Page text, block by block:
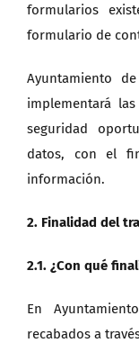
formularios
formulario de
Ayuntamiento
implementará
seguridad
datos, con el
información.
2. Finalidad del
2.1. ¿Con qué
En
recabados a